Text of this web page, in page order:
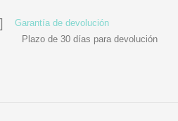
Garantía de devolución
Plazo de 30 días para devolución